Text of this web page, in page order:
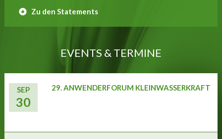
Zu den Statements
EVENTS & TERMINE
SEP
30
29. ANWENDERFORUM KLEINWASSERKRAFT